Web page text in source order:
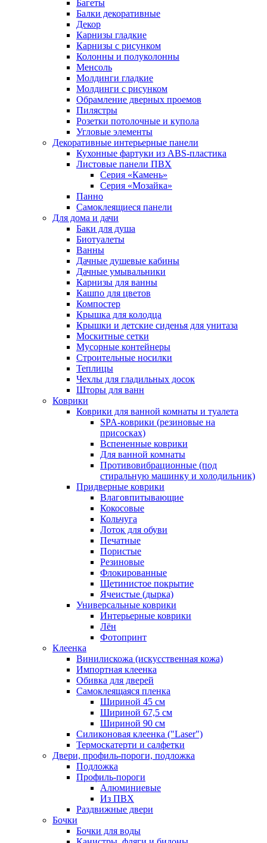
Багеты
Балки декоративные
Декор
Карнизы гладкие
Карнизы с рисунком
Колонны и полуколонны
Менсоль
Молдинги гладкие
Молдинги с рисунком
Обрамление дверных проемов
Пилястры
Розетки потолочные и купола
Угловые элементы
Декоративные интерьерные панели
Кухонные фартуки из ABS-пластика
Листовые панели ПВХ
Серия «Камень»
Серия «Мозайка»
Панно
Самоклеящиеся панели
Для дома и дачи
Баки для душа
Биотуалеты
Ванны
Дачные душевые кабины
Дачные умывальники
Карнизы для ванны
Кашпо для цветов
Компостер
Крышка для колодца
Крышки и детские сиденья для унитаза
Москитные сетки
Мусорные контейнеры
Строительные носилки
Теплицы
Чехлы для гладильных досок
Шторы для ванн
Коврики
Коврики для ванной комнаты и туалета
SPA-коврики (резиновые на
присосках)
Вспененные коврики
Для ванной комнаты
Противовибрационные (под
стиральную машинку и холодильник)
Придверные коврики
Влаговпитывающие
Кокосовые
Кольчуга
Лоток для обуви
Печатные
Пористые
Резиновые
Флокированные
Щетинистое покрытие
Ячеистые (дырка)
Универсальные коврики
Интерьерные коврики
Лён
Фотопринт
Клеенка
Винилискожа (искусственная кожа)
Импортная клеенка
Обивка для дверей
Самоклеящаяся пленка
Шириной 45 см
Шириной 67,5 см
Шириной 90 см
Силиконовая клеенка ("Laser")
Термоскатерти и салфетки
Двери, профиль-пороги, подложка
Подложка
Профиль-пороги
Алюминиевые
Из ПВХ
Раздвижные двери
Бочки
Бочки для воды